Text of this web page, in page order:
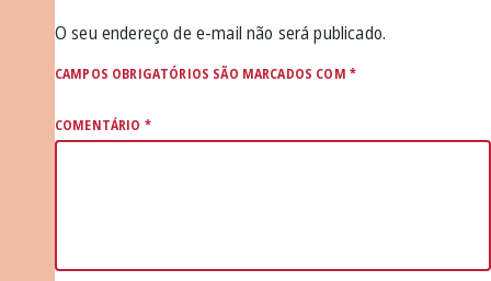
O seu endereço de e-mail não será publicado.
CAMPOS OBRIGATÓRIOS SÃO MARCADOS COM *
COMENTÁRIO *